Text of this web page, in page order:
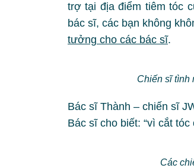
trợ tại địa điểm tiêm tóc
bác sĩ, các bạn không
tưởng cho các bác sĩ.
Chiến sĩ tình
Bác sĩ Thành – chiến sĩ
Bác sĩ cho biết: “vì cắt
Các